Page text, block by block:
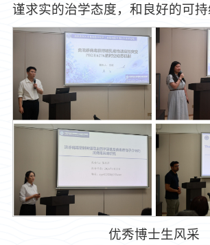
谨求实的治学态度，和良好的可持
优秀博士生风采